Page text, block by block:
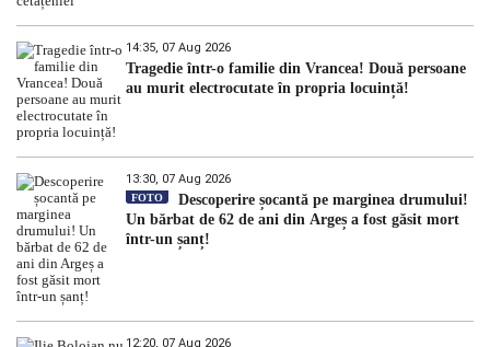
14:35, 07 Aug 2026
Tragedie într-o familie din Vrancea! Două persoane
au murit electrocutate în propria locuință!
13:30, 07 Aug 2026
FOTO
Descoperire șocantă pe marginea drumului!
Un bărbat de 62 de ani din Argeș a fost găsit mort
într-un șanț!
12:20, 07 Aug 2026